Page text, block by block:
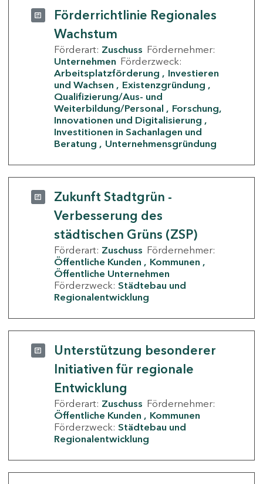
Förderrichtlinie Regionales
Wachstum
Förderart: Zuschuss Fördernehmer:
Unternehmen Förderzweck:
Arbeitsplatzförderung
Investieren
und Wachsen
Existenzgründung
Qualifizierung/Aus- und
Weiterbildung/Personal
Forschung,
Innovationen und Digitalisierung
Investitionen in Sachanlagen und
Beratung
Unternehmensgründung
Zukunft Stadtgrün -
Verbesserung des
städtischen Grüns (ZSP)
Förderart: Zuschuss Fördernehmer:
Öffentliche Kunden
Kommunen
Öffentliche Unternehmen
Förderzweck: Städtebau und
Regionalentwicklung
Unterstützung besonderer
Initiativen für regionale
Entwicklung
Förderart: Zuschuss Fördernehmer:
Öffentliche Kunden
Kommunen
Förderzweck: Städtebau und
Regionalentwicklung